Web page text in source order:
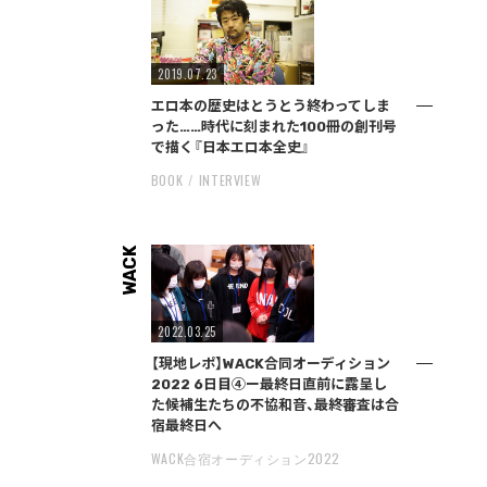
2019.07.23
エロ本の歴史はとうとう終わってしま
った……時代に刻まれた100冊の創刊号
で描く『日本エロ本全史』
BOOK INTERVIEW
WACK
2022.03.25
【現地レポ】WACK合同オーディション
2022 6日目④ー最終日直前に露呈し
た候補生たちの不協和音、最終審査は合
宿最終日へ
WACK合宿オーディション2022